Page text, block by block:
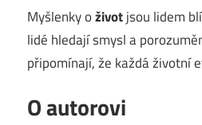
Myšlenky oživotjsou lidem
lidé hledají smysl a
připomínají, že každá životní
O autorovi